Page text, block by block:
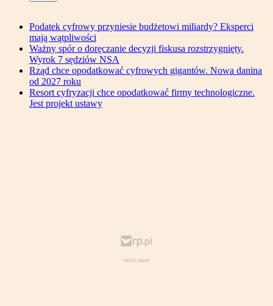
Podatek cyfrowy przyniesie budżetowi miliardy? Eksperci
mają wątpliwości
Ważny spór o doręczanie decyzji fiskusa rozstrzygnięty.
Wyrok 7 sędziów NSA
Rząd chce opodatkować cyfrowych gigantów. Nowa danina
od 2027 roku
Resort cyfryzacji chce opodatkować firmy technologiczne.
Jest projekt ustawy